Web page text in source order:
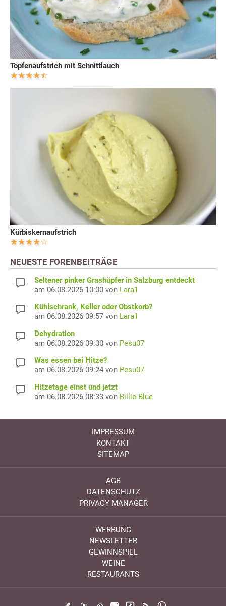
Topfenaufstrich mit Schnittlauch
Kürbiskernaufstrich
NEUESTE FORENBEITRÄGE
Seltener pinker Grashüpfer in Salzburg entdeckt
am 06.08.2026 10:00 von Lara1
Kühlschrank, Keller oder Obstkorb?
am 06.08.2026 09:57 von Lara1
Dehydration
am 06.08.2026 09:30 von Pesu07
Was essen bei Hitze?
am 06.08.2026 09:24 von Pesu07
Hitzetage einst und jetzt
am 06.08.2026 08:33 von Billie-Blue
IMPRESSUM
KONTAKT
SITEMAP
AGB
DATENSCHUTZ
PRIVACY MANAGER
WERBUNG
NEWSLETTER
GEWINNSPIEL
WEINE
RESTAURANTS